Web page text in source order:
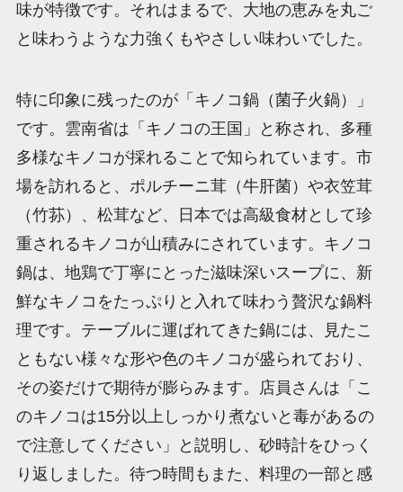
味が特徴です。それはまるで、大地の恵みを丸ご
と味わうような力強くもやさしい味わいでした。
特に印象に残ったのが「キノコ鍋（菌子火鍋）」
です。雲南省は「キノコの王国」と称され、多種
多様なキノコが採れることで知られています。市
場を訪れると、ポルチーニ茸（牛肝菌）や衣笠茸
（竹荪）、松茸など、日本では高級食材として珍
重されるキノコが山積みにされています。キノコ
鍋は、地鶏で丁寧にとった滋味深いスープに、新
鮮なキノコをたっぷりと入れて味わう贅沢な鍋料
理です。テーブルに運ばれてきた鍋には、見たこ
ともない様々な形や色のキノコが盛られており、
その姿だけで期待が膨らみます。店員さんは「こ
のキノコは15分以上しっかり煮ないと毒があるの
で注意してください」と説明し、砂時計をひっく
り返しました。待つ時間もまた、料理の一部と感